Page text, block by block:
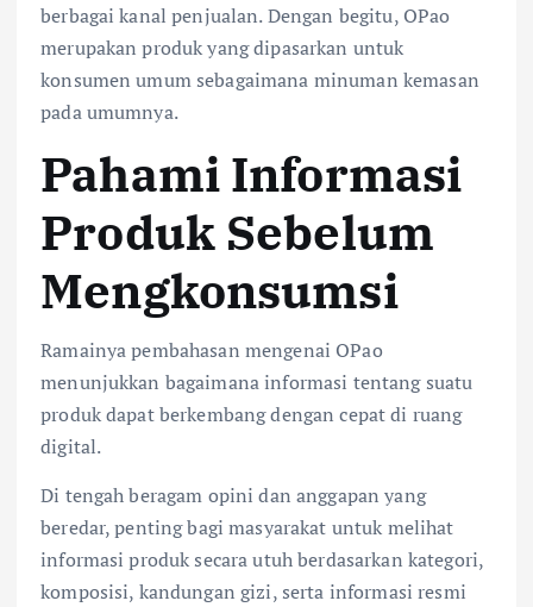
berbagai kanal penjualan. Dengan begitu, OPao
merupakan produk yang dipasarkan untuk
konsumen umum sebagaimana minuman kemasan
pada umumnya.
Pahami Informasi
Produk Sebelum
Mengkonsumsi
Ramainya pembahasan mengenai OPao
menunjukkan bagaimana informasi tentang suatu
produk dapat berkembang dengan cepat di ruang
digital.
Di tengah beragam opini dan anggapan yang
beredar, penting bagi masyarakat untuk melihat
informasi produk secara utuh berdasarkan kategori,
komposisi, kandungan gizi, serta informasi resmi